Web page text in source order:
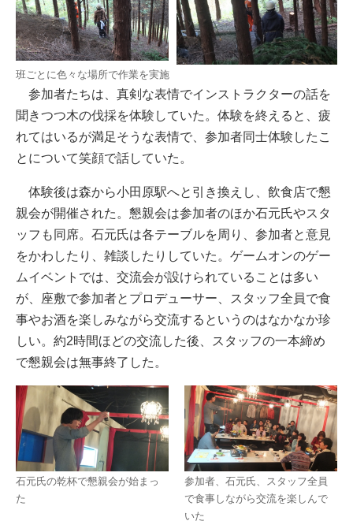
班ごとに色々な場所で作業を実施
参加者たちは、真剣な表情でインストラクターの話を
聞きつつ木の伐採を体験していた。体験を終えると、疲
れてはいるが満足そうな表情で、参加者同士体験したこ
とについて笑顔で話していた。
体験後は森から小田原駅へと引き換えし、飲食店で懇
親会が開催された。懇親会は参加者のほか石元氏やスタ
ッフも同席。石元氏は各テーブルを周り、参加者と意見
をかわしたり、雑談したりしていた。ゲームオンのゲー
ムイベントでは、交流会が設けられていることは多い
が、座敷で参加者とプロデューサー、スタッフ全員で食
事やお酒を楽しみながら交流するというのはなかなか珍
しい。約2時間ほどの交流した後、スタッフの一本締め
で懇親会は無事終了した。
石元氏の乾杯で懇親会が始まっ
た
参加者、石元氏、スタッフ全員
で食事しながら交流を楽しんで
いた